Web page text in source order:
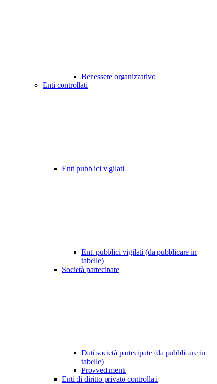
Benessere organizzativo
Enti controllati
Enti pubblici vigilati
Enti pubblici vigilati (da pubblicare in
tabelle)
Società partecipate
Dati società partecipate (da pubblicare in
tabelle)
Provvedimenti
Enti di diritto privato controllati